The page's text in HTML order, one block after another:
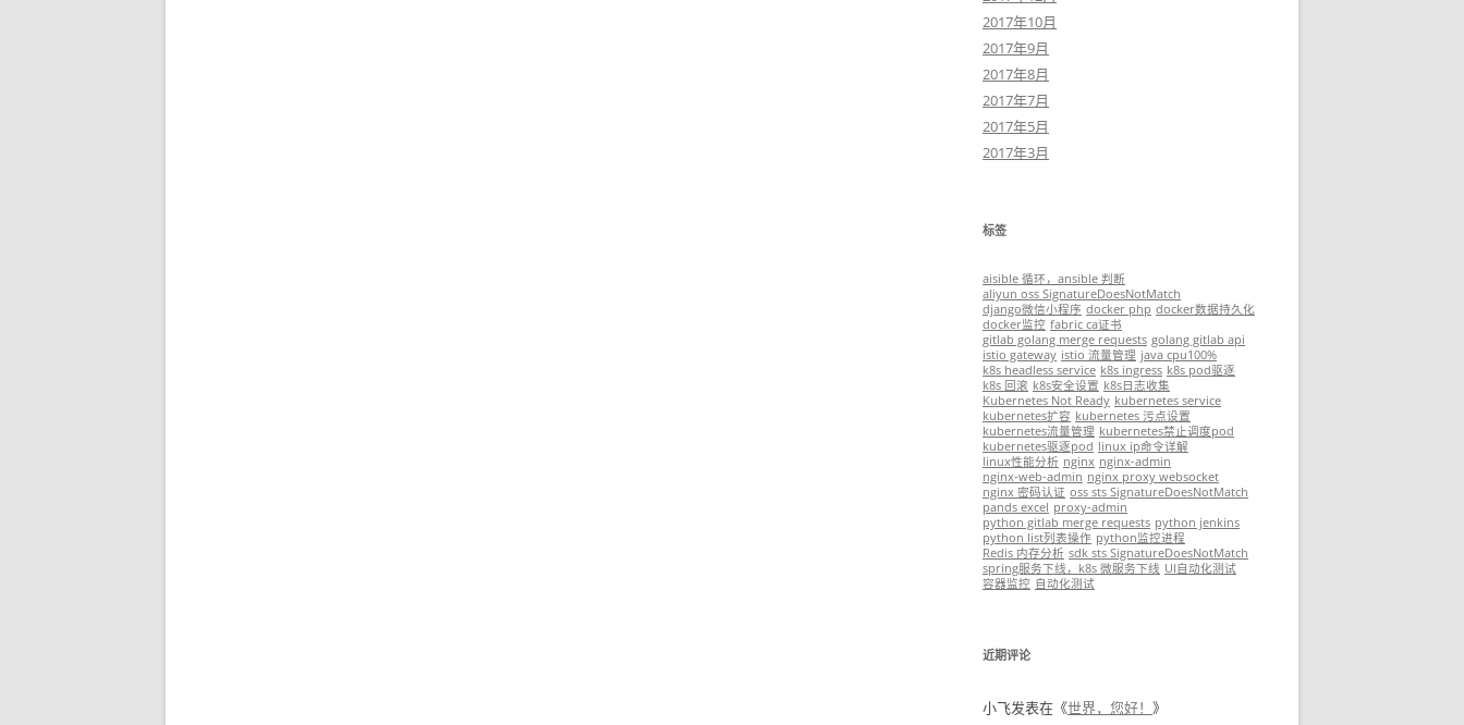
2017年10月
2017年9月
2017年8月
2017年7月
2017年5月
2017年3月
标签
aisible 循环，ansible 判断
aliyun oss SignatureDoesNotMatch
django微信小程序 docker php docker数据持久化
docker监控 fabric ca证书
gitlab golang merge requests golang gitlab api
istio gateway istio 流量管理 java cpu100%
k8s headless service k8s ingress k8s pod驱逐
k8s 回滚 k8s安全设置 k8s日志收集
Kubernetes Not Ready kubernetes service
kubernetes扩容 kubernetes 污点设置
kubernetes流量管理 kubernetes禁止调度pod
kubernetes驱逐pod linux ip命令详解
linux性能分析 nginx nginx-admin
nginx-web-admin nginx proxy websocket
nginx 密码认证 oss sts SignatureDoesNotMatch
pands excel proxy-admin
python gitlab merge requests python jenkins
python list列表操作 python监控进程
Redis 内存分析 sdk sts SignatureDoesNotMatch
spring服务下线，k8s 微服务下线 UI自动化测试
容器监控 自动化测试
近期评论
小飞发表在《世界，您好！ 》